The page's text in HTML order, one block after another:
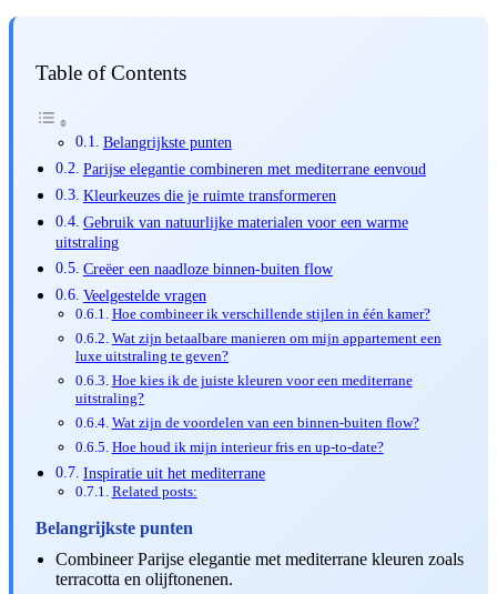
Table of Contents
Belangrijkste punten
Parijse elegantie combineren met mediterrane eenvoud
Kleurkeuzes die je ruimte transformeren
Gebruik van natuurlijke materialen voor een warme
uitstraling
Creëer een naadloze binnen-buiten flow
Veelgestelde vragen
Hoe combineer ik verschillende stijlen in één kamer?
Wat zijn betaalbare manieren om mijn appartement een
luxe uitstraling te geven?
Hoe kies ik de juiste kleuren voor een mediterrane
uitstraling?
Wat zijn de voordelen van een binnen-buiten flow?
Hoe houd ik mijn interieur fris en up-to-date?
Inspiratie uit het mediterrane
Related posts:
Belangrijkste punten
Combineer Parijse elegantie met mediterrane kleuren zoals
terracotta en olijftonenen.